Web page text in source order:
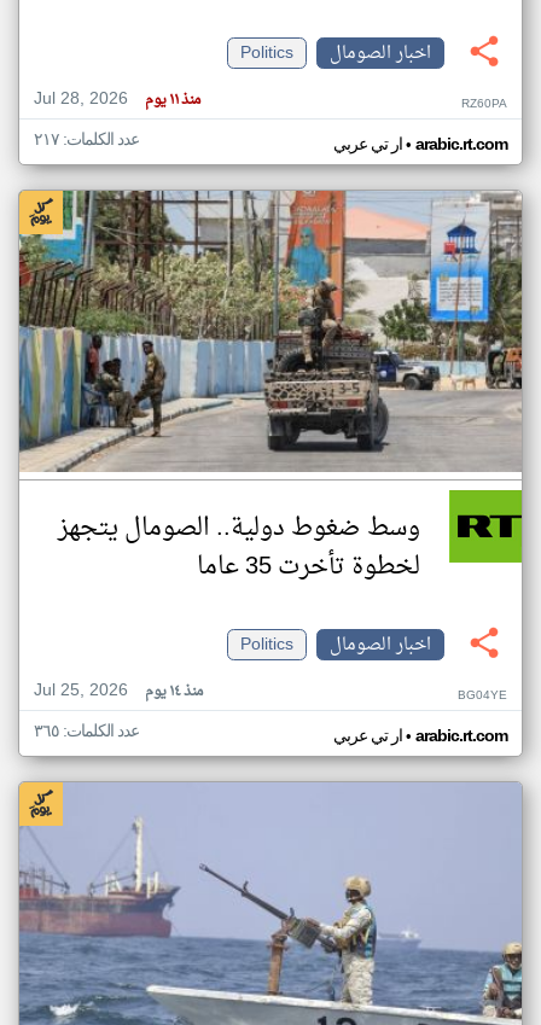
اخبار الصومال
Politics
Jul 28, 2026
منذ ١١ يوم RZ60PA
ار تي عربي• arabic.rt.com عدد الكلمات: ٢١٧
وسط ضغوط دولية.. الصومال يتجهز
لخطوة تأخرت 35 عاما
اخبار الصومال
Politics
Jul 25, 2026
منذ ١٤ يوم BG04YE
ار تي عربي• arabic.rt.com عدد الكلمات: ٣٦٥